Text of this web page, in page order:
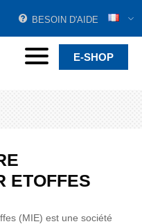
BESOIN D'AIDE
Menu E-SHOP
ETOFFES
(MIE) est une société